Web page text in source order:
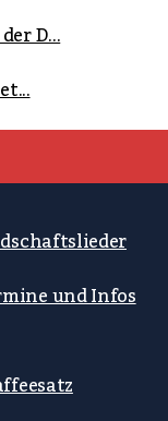
D...
und Infos